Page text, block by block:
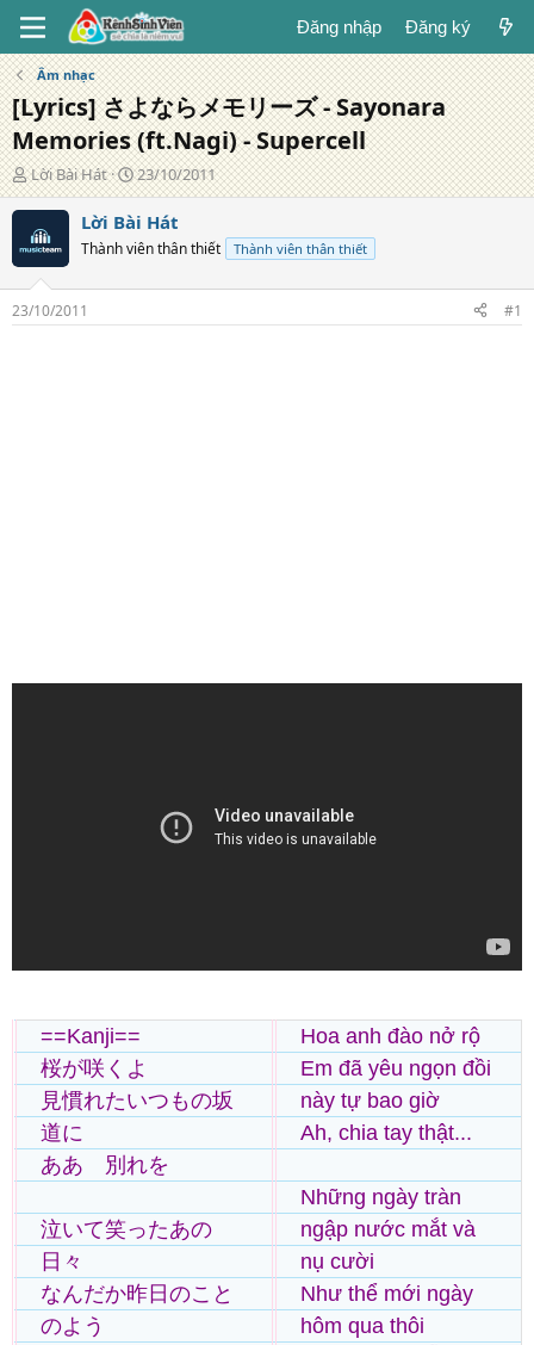
Đăng nhập Đăng ký
Âm nhạc
[Lyrics] さよならメモリーズ - Sayonara
Memories (ft.Nagi) - Supercell
T
á
c
g
i
ả
Lời Bài Hát
N
g
à
y
đ
g
23/10/2011
Lời Bài Hát
Thành viên thân thiết Thành viên thân thiết
23/10/2011 #1
==Kanji==
桜が咲くよ
見慣れたいつもの坂
道に
ああ 別れを
泣いて笑ったあの
日々
なんだか昨日のこと
のよう
Hoa anh đào nở rộ
Em đã yêu ngọn đồi
này tự bao giờ
Ah, chia tay thật...
Những ngày tràn
ngập nước mắt và
nụ cười
Như thể mới ngày
hôm qua thôi